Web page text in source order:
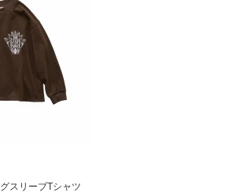
スリーブTシャツ